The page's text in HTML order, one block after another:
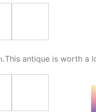
This antique is worth a